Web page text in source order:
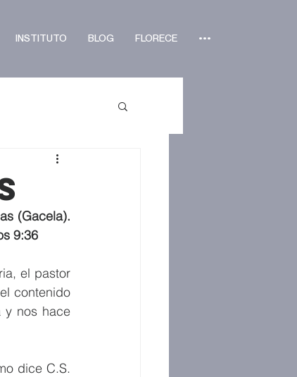
INSTITUTO BLOG FLORECE •••
(Gacela).
9:36
el pastor
contenido
y nos hace
dice C.S.